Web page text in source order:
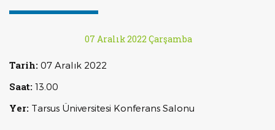
07 Aralık 2022 Çarşamba
Tarih: 07 Aralık 2022
Saat: 13.00
Yer: Tarsus Üniversitesi Konferans Salonu